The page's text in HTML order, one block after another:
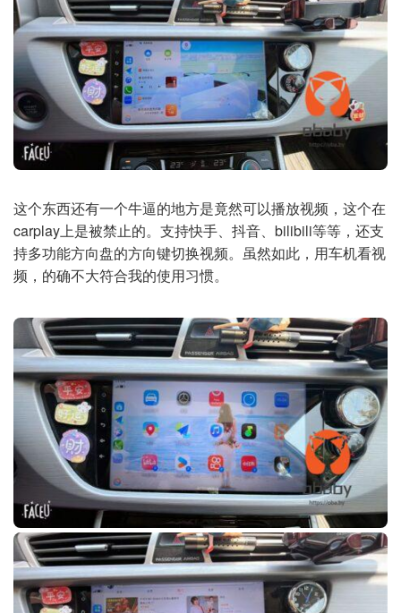
这个东西还有一个牛逼的地方是竟然可以播放视频，这个在
carplay上是被禁止的。支持快手、抖音、bilibili等等，还支
持多功能方向盘的方向键切换视频。虽然如此，用车机看视
频，的确不大符合我的使用习惯。